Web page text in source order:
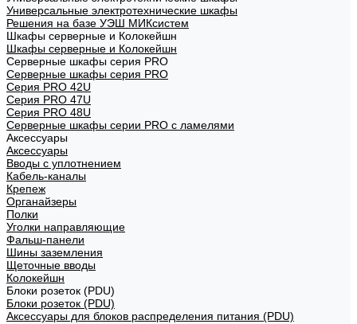
Универсальные электротехнические шкафы
Решения на базе УЭШ МИКсистем
Шкафы серверные и Колокейшн
Шкафы серверные и Колокейшн
Серверные шкафы серия PRO
Серверные шкафы серия PRO
Серия PRO 42U
Серия PRO 47U
Серия PRO 48U
Серверные шкафы серии PRO с ламелями
Аксессуары
Аксессуары
Вводы с уплотнением
Кабель-каналы
Крепеж
Органайзеры
Полки
Уголки направляющие
Фальш-панели
Шины заземления
Щеточные вводы
Колокейшн
Блоки розеток (PDU)
Блоки розеток (PDU)
Аксессуары для блоков распределения питания (PDU)